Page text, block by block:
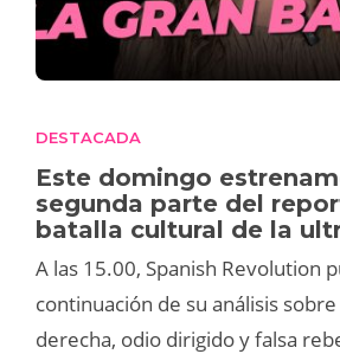
DESTACADA
Este domingo
segunda parte del
batalla cultural de la
A las 15.00, Spanish Revolution
continuación de su análisis
derecha, odio dirigido y falsa